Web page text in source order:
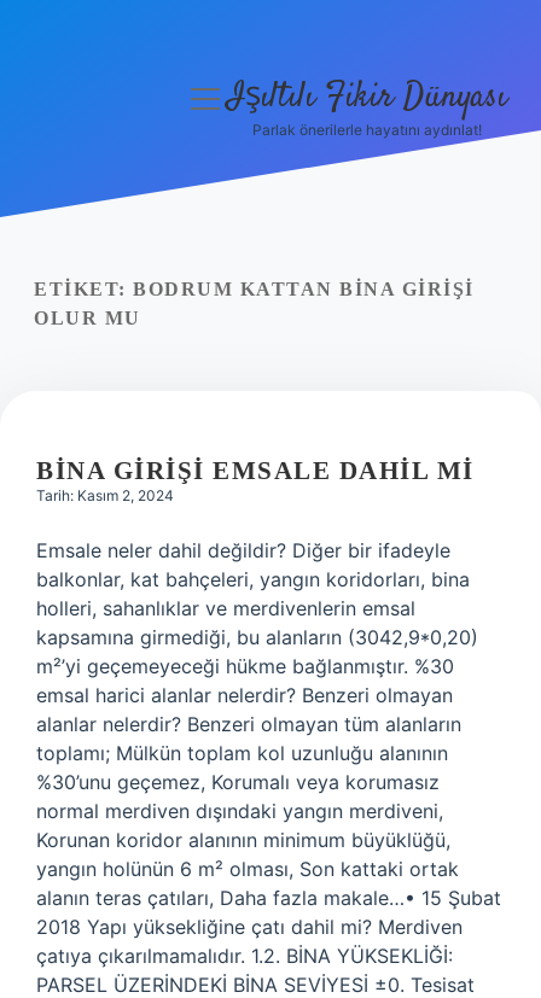
Yasal Uyarı
menüyüIşıltılı Fikir Dünyası
Parlak önerilerle hayatını aydınlat!
ETIKET: BODRUM KATTAN BINA GIRIŞI
OLUR MU
BINA GIRIŞI EMSALE DAHIL MI
Tarih: Kasım 2, 2024
Emsale neler dahil değildir? Diğer bir ifadeyle
balkonlar, kat bahçeleri, yangın koridorları, bina
holleri, sahanlıklar ve merdivenlerin emsal
kapsamına girmediği, bu alanların (3042,9*0,20)
m²’yi geçemeyeceği hükme bağlanmıştır. %30
emsal harici alanlar nelerdir? Benzeri olmayan
alanlar nelerdir? Benzeri olmayan tüm alanların
toplamı; Mülkün toplam kol uzunluğu alanının
%30’unu geçemez, Korumalı veya korumasız
normal merdiven dışındaki yangın merdiveni,
Korunan koridor alanının minimum büyüklüğü,
yangın holünün 6 m² olması, Son kattaki ortak
alanın teras çatıları, Daha fazla makale…• 15 Şubat
2018 Yapı yüksekliğine çatı dahil mi? Merdiven
çatıya çıkarılmamalıdır. 1.2. BİNA YÜKSEKLİĞİ:
PARSEL ÜZERİNDEKİ BİNA SEVİYESİ ±0. Tesisat